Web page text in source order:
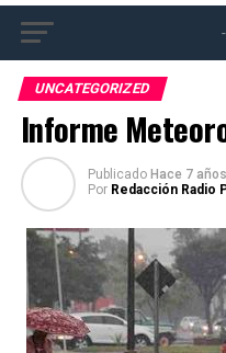
UNCATEGORIZED
Informe
Publicado Hace 7 años
Por Redacción Radio